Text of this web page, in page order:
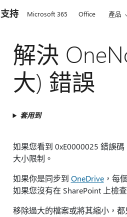
支持 Microsoft 365 Office 產品
解決
大) 錯誤
套用到
如果您看到 0xE0000025 錯誤
大小限制。
如果你是同步到 OneDrive，每
如果您沒有在 SharePoint 上檢
移除過大的檔案或將其縮小，